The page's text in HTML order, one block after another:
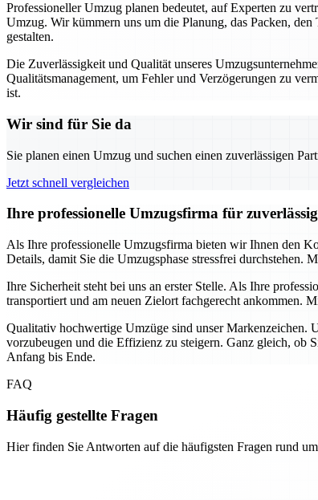
Professioneller Umzug planen bedeutet, auf Experten zu
Umzug. Wir kümmern uns um die Planung, das Packen,
gestalten.
Die Zuverlässigkeit und Qualität unseres
Qualitätsmanagement, um Fehler und Verzögerungen zu
ist.
Wir sind für Sie da
Sie planen einen Umzug und suchen einen zuverlässigen
Jetzt schnell vergleichen
Ihre professionelle Umzugsfirma für
Als Ihre professionelle Umzugsfirma bieten wir Ihnen den
Details, damit Sie die Umzugsphase stressfrei durchstehen.
Ihre Sicherheit steht bei uns an erster Stelle. Als Ihre
transportiert und am neuen Zielort fachgerecht ankommen.
Qualitativ hochwertige Umzüge sind unser Markenzeichen.
vorzubeugen und die Effizienz zu steigern. Ganz gleich, ob
Anfang bis Ende.
FAQ
Häufig gestellte Fragen
Hier finden Sie Antworten auf die häufigsten Fragen rund